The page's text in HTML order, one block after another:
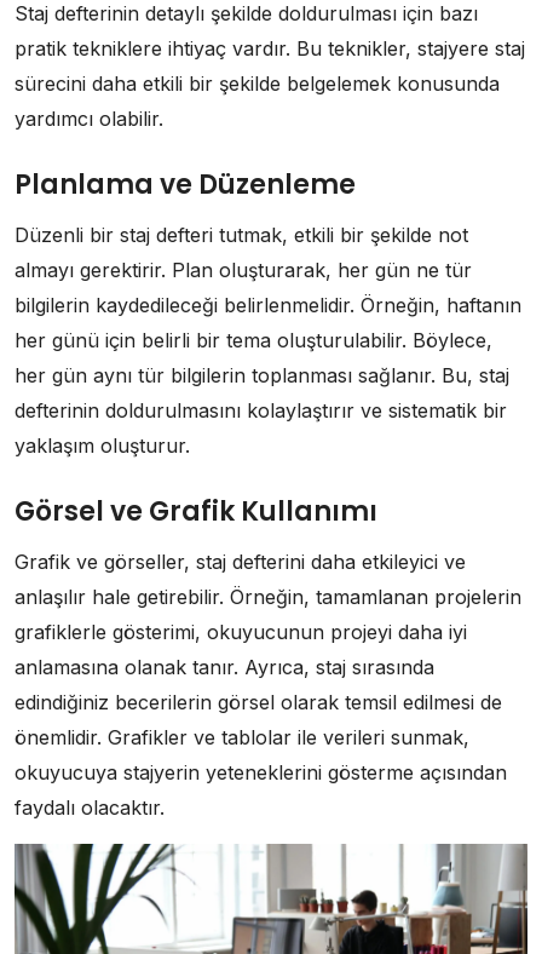
Staj defterinin detaylı şekilde doldurulması için bazı
pratik tekniklere ihtiyaç vardır. Bu teknikler, stajyere staj
sürecini daha etkili bir şekilde belgelemek konusunda
yardımcı olabilir.
Planlama ve Düzenleme
Düzenli bir staj defteri tutmak, etkili bir şekilde not
almayı gerektirir. Plan oluşturarak, her gün ne tür
bilgilerin kaydedileceği belirlenmelidir. Örneğin, haftanın
her günü için belirli bir tema oluşturulabilir. Böylece,
her gün aynı tür bilgilerin toplanması sağlanır. Bu, staj
defterinin doldurulmasını kolaylaştırır ve sistematik bir
yaklaşım oluşturur.
Görsel ve Grafik Kullanımı
Grafik ve görseller, staj defterini daha etkileyici ve
anlaşılır hale getirebilir. Örneğin, tamamlanan projelerin
grafiklerle gösterimi, okuyucunun projeyi daha iyi
anlamasına olanak tanır. Ayrıca, staj sırasında
edindiğiniz becerilerin görsel olarak temsil edilmesi de
önemlidir. Grafikler ve tablolar ile verileri sunmak,
okuyucuya stajyerin yeteneklerini gösterme açısından
faydalı olacaktır.